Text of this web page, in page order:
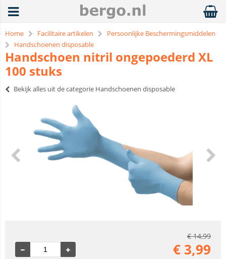
Home Facilitaire artikelen
Persoonlijke Beschermingsmiddelen
Handschoenen disposable
Handschoen nitril ongepoederd XL
100 stuks
Bekijk alles uit de categorie Handschoenen disposable
€14,99
€ 3,99